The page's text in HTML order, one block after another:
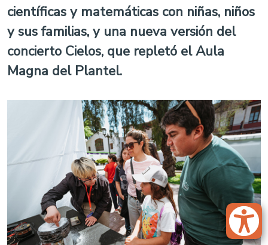
científicas y matemáticas con niñas, niños
y sus familias, y una nueva versión del
concierto Cielos, que repletó el Aula
Magna del Plantel.